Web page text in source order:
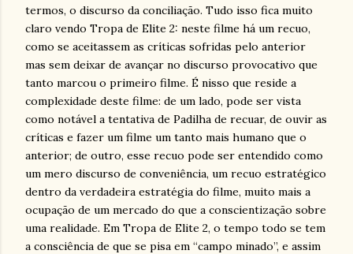
termos, o discurso da conciliação. Tudo isso fica muito
claro vendo Tropa de Elite 2: neste filme há um recuo,
como se aceitassem as críticas sofridas pelo anterior
mas sem deixar de avançar no discurso provocativo que
tanto marcou o primeiro filme. É nisso que reside a
complexidade deste filme: de um lado, pode ser vista
como notável a tentativa de Padilha de recuar, de ouvir as
críticas e fazer um filme um tanto mais humano que o
anterior; de outro, esse recuo pode ser entendido como
um mero discurso de conveniência, um recuo estratégico
dentro da verdadeira estratégia do filme, muito mais a
ocupação de um mercado do que a conscientização sobre
uma realidade. Em Tropa de Elite 2, o tempo todo se tem
a consciência de que se pisa em “campo minado”, e assim